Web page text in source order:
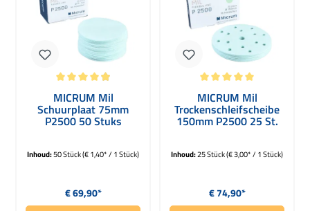
MICRUM Mil
Schuurplaat 75mm
P2500 50 Stuks
Inhoud:50 Stück(€ 1,40* / 1 Stück)
Normale prijs:
€ 69,90*
MICRUM Mil
Trockenschleifscheibe
150mm P2500 25 St.
Inhoud:25 Stück(€ 3,00* / 1 Stück)
Normale prijs:
€ 74,90*